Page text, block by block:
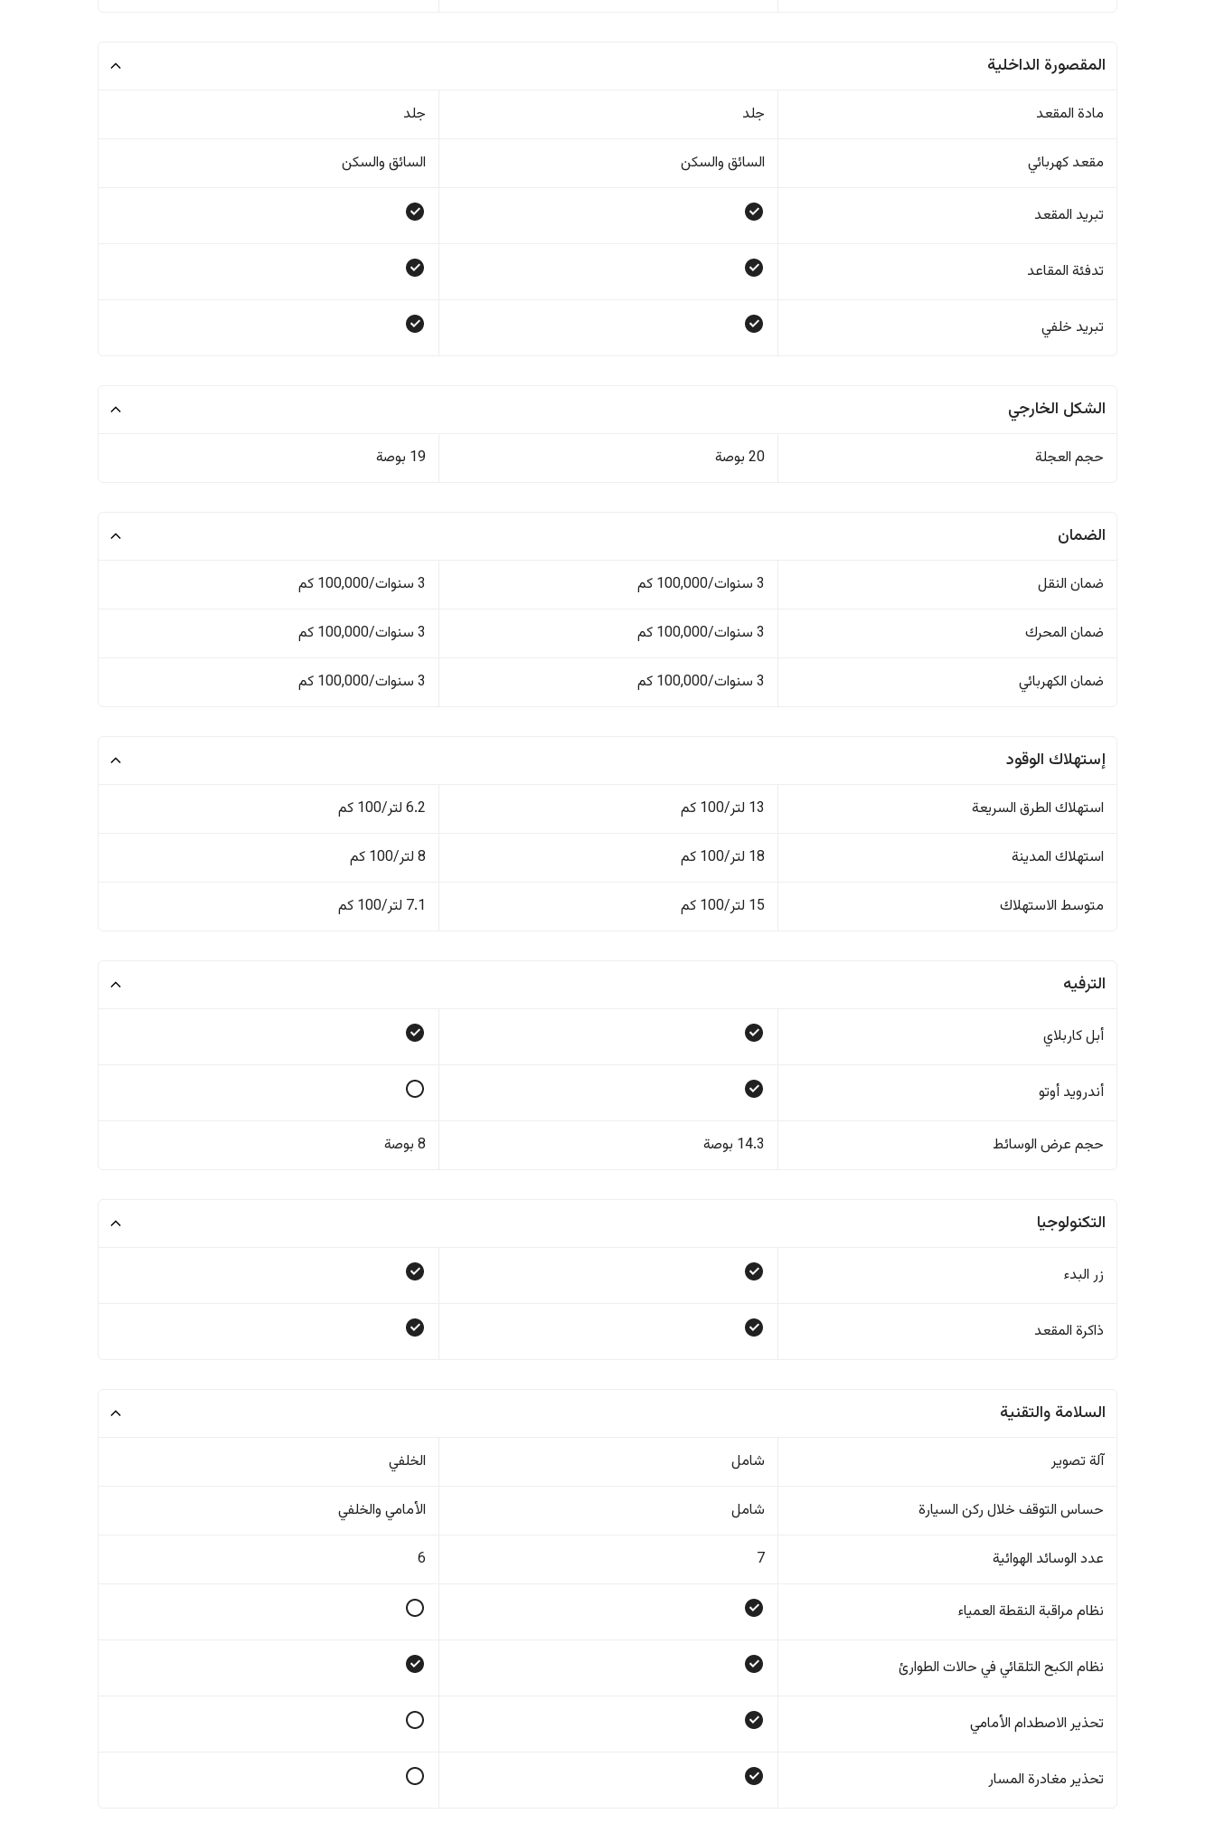
المقصورة الداخلية
مادة المقعد جلد جلد
مقعد كهربائي السائق والسکن السائق والسکن
تبريد المقعد
تدفئة المقاعد
تبريد خلفي
الشكل الخارجي
حجم العجلة 20 بوصة 19 بوصة
الضمان
ضمان النقل 3 سنوات/100,000 كم 3 سنوات/100,000 كم
ضمان المحرك 3 سنوات/100,000 كم 3 سنوات/100,000 كم
ضمان الكهربائي 3 سنوات/100,000 كم 3 سنوات/100,000 كم
إستهلاك الوقود
استهلاك الطرق السريعة 13 لتر/100 كم 6.2 لتر/100 كم
استهلاك المدينة 18 لتر/100 كم 8 لتر/100 كم
متوسط الاستهلاك 15 لتر/100 كم 7.1 لتر/100 كم
الترفيه
أبل كاربلاي
أندرويد أوتو
حجم عرض الوسائط 14.3 بوصة 8 بوصة
التكنولوجيا
زر البدء
ذاكرة المقعد
السلامة والتقنية
آلة تصوير شامل الخلفي
حساس التوقف خلال ركن السيارة شامل الأمامي والخلفي
عدد الوسائد الهوائية 7
6
نظام مراقبة النقطة العمياء
نظام الكبح التلقائي في حالات الطوارئ
تحذير الاصطدام الأمامي
تحذير مغادرة المسار